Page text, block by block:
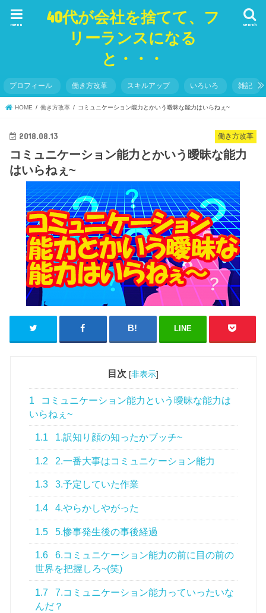
40代が会社を捨てて、フ
リーランスになる
と・・・
search
menu
プロフィール 働き方改革 スキルアップ いろいろ 雑記
HOME 働き方改革 コミュニケーション能力とかいう曖昧な能力はいらねぇ~
働き方改革
2018.08.13
コミュニケーション能力とかいう曖昧な能力
はいらねぇ~
LINE
目次 [非表示]
1
コミュニケーション能力という曖昧な能力は
いらねぇ~
1.1 1.訳知り顔の知ったかブッチ~
1.2 2.一番大事はコミュニケーション能力
1.3 3.予定していた作業
1.4 4.やらかしやがった
1.5 5.惨事発生後の事後経過
1.6
6.コミュニケーション能力の前に目の前の
世界を把握しろ~(笑)
1.7
7.コミュニケーション能力っていったいな
んだ？